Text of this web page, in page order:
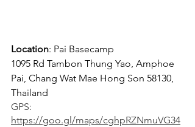
Location: Pai Basecamp
1095 Rd Tambon Thung Yao, Amphoe
Pai, Chang Wat Mae Hong Son 58130,
Thailand
GPS:
https://goo.gl/maps/cghpRZNmuVG34